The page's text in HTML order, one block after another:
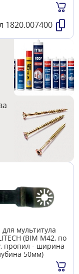
1820.007400
для мультитула
(BIM M42, по
пропил - ширина
50мм)